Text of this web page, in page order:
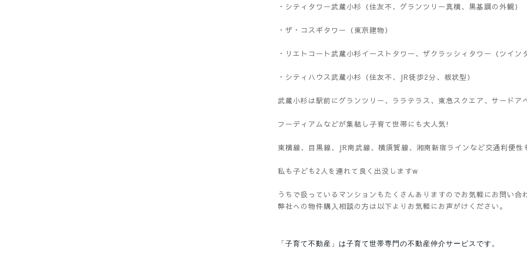
・シティタワー武蔵小杉（住友不、グランツリー真横、黒基調の外観）
・ザ・コスギタワー（東京建物）
・リエトコート武蔵小杉イーストタワー、ザクラッシィタワー（ツイン
・シティハウス武蔵小杉（住友不、JR徒歩2分、板状型）
武蔵小杉は駅前にグランツリー、ララテラス、東急スクエア、サードア
フーディアムなどが集結し子育て世帯にも大人気!
東横線、目黒線、JR南武線、横須賀線、湘南新宿ラインなど交通利便性
私も子ども2人を連れて良く出没しますw
うちで扱っているマンションもたくさんありますのでお気軽にお問い合
弊社への物件購入相談の方は以下よりお気軽にお声がけください。
「子育て不動産」は子育て世帯専門の不動産仲介サービスです。